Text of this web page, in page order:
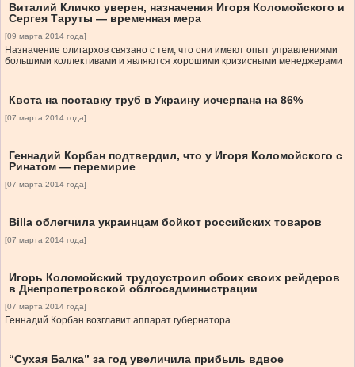
Виталий Кличко уверен, назначения Игоря Коломойского и
Сергея Таруты — временная мера
[09 марта 2014 года]
Назначение олигархов связано с тем, что они имеют опыт управлениями
большими коллективами и являются хорошими кризисными менеджерами
Квота на поставку труб в Украину исчерпана на 86%
[07 марта 2014 года]
Геннадий Корбан подтвердил, что у Игоря Коломойского с
Ринатом — перемирие
[07 марта 2014 года]
Billa облегчила украинцам бойкот российских товаров
[07 марта 2014 года]
Игорь Коломойский трудоустроил обоих своих рейдеров
в Днепропетровской облгосадминистрации
[07 марта 2014 года]
Геннадий Корбан возглавит аппарат губернатора
“Сухая Балка” за год увеличила прибыль вдвое